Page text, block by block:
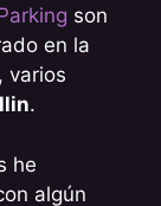
son
en la
varios
.
he
algún